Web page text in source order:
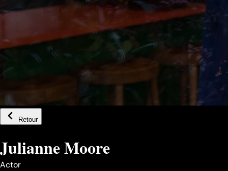
Retour
Julianne Moore
Actor